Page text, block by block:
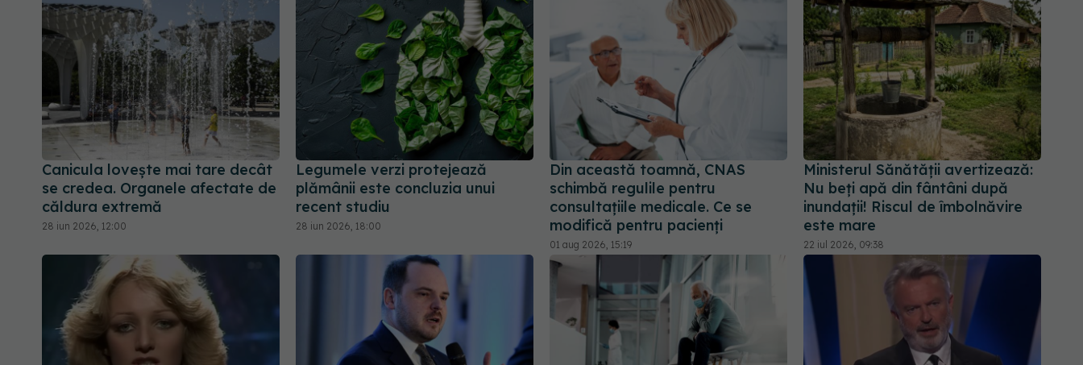
Canicula lovește mai tare decât
se credea. Organele afectate de
căldura extremă
28 iun 2026, 12:00
Legumele verzi protejează
plămânii este concluzia unui
recent studiu
28 iun 2026, 18:00
Din această toamnă, CNAS
schimbă regulile pentru
consultațiile medicale. Ce se
modifică pentru pacienți
01 aug 2026, 15:19
Ministerul Sănătății avertizează:
Nu beți apă din fântâni după
inundații! Riscul de îmbolnăvire
este mare
22 iul 2026, 09:38